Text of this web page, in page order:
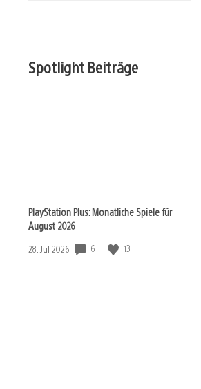
Spotlight Beiträge
PlayStation Plus: Monatliche Spiele für
August 2026
Veröffentlichungsdatum:
28. Jul 2026 6 13